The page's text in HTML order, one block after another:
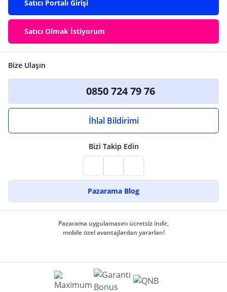
Satıcı Portalı Girişi
Satıcı Olmak İstiyorum
Bize Ulaşın
0850 724 79 76
İhlal Bildirimi
Bizi Takip Edin
Pazarama Blog
Pazarama uygulamasını ücretsiz indir,
mobile özel avantajlardan yararlan!